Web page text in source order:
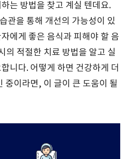
는 방법을 찾고 계실 텐데요.
관을 통해 개선의 가능성이 있
에게 좋은 음식과 피해야 할 음
의 적절한 치료 방법을 알고 실
니다. 어떻게 하면 건강하게 더
중이라면, 이 글이 큰 도움이 될